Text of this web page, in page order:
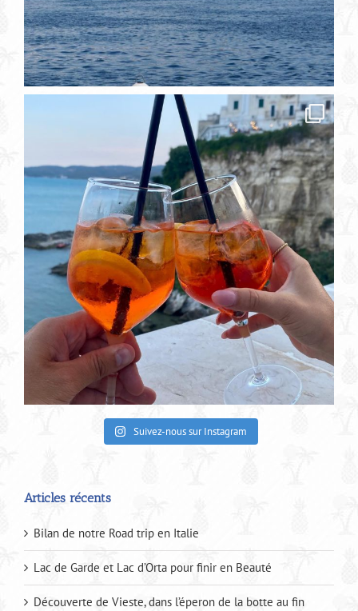
Suivez-nous sur Instagram
Articles récents
Bilan de notre Road trip en Italie
Lac de Garde et Lac d’Orta pour finir en Beauté
Découverte de Vieste, dans l’éperon de la botte au fin